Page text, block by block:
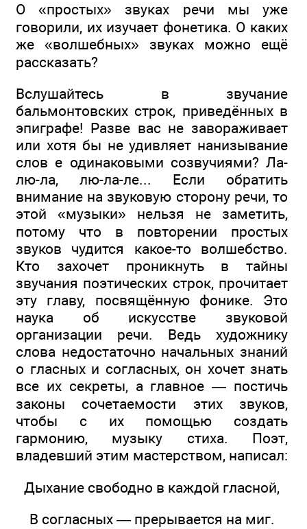
О «простых» звуках речи мы уже
говорили, их изучает фонетика. О каких
же «волшебных» звуках можно ещё
рассказать?
Вслушайтесь в звучание
бальмонтовских строк, приведённых в
эпиграфе! Разве вас не завораживает
или хотя бы не удивляет нанизывание
слов е одинаковыми созвучиями? Ла-
лю-ла, лю-ла-ле... Если обратить
внимание на звуковую сторону речи, то
этой «музыки» нельзя не заметить,
потому что в повторении простых
звуков чудится какое-то волшебство.
Кто захочет проникнуть в тайны
звучания поэтических строк, прочитает
эту главу, посвящённую фонике. Это
наука об искусстве звуковой
организации речи. Ведь художнику
слова недостаточно начальных знаний
о гласных и согласных, он хочет знать
все их секреты, а главное — постичь
законы сочетаемости этих звуков,
чтобы с их помощью создать
гармонию, музыку стиха. Поэт,
владевший этим мастерством, написал:
Дыхание свободно в каждой гласной,
В согласных — прерывается на миг.